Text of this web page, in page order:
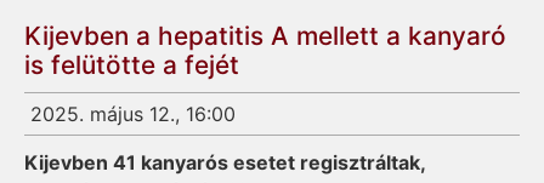
Kijevben a hepatitis A mellett a kanyaró
is felütötte a fejét
2025. május 12., 16:00
Kijevben 41 kanyarós esetet regisztráltak,